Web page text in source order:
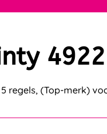
4922
regels, (Top-merk)